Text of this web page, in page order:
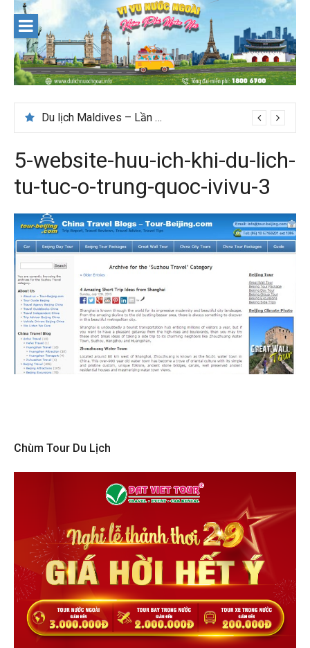
content
Du lịch Maldives – Lần đầu nên đi đâu, chơi gì?
5-website-huu-ich-khi-du-lich-
tu-tuc-o-trung-quoc-ivivu-3
Chùm Tour Du Lịch